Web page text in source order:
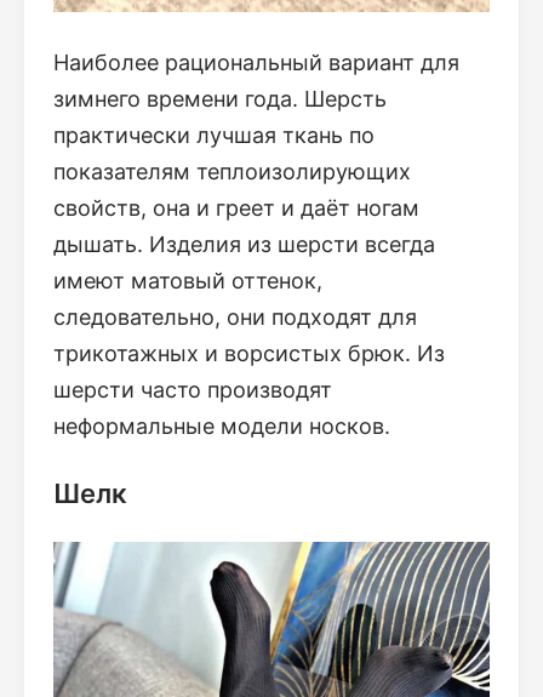
Наиболее рациональный вариант для
зимнего времени года. Шерсть
практически лучшая ткань по
показателям теплоизолирующих
свойств, она и греет и даёт ногам
дышать. Изделия из шерсти всегда
имеют матовый оттенок,
следовательно, они подходят для
трикотажных и ворсистых брюк. Из
шерсти часто производят
неформальные модели носков.
Шелк